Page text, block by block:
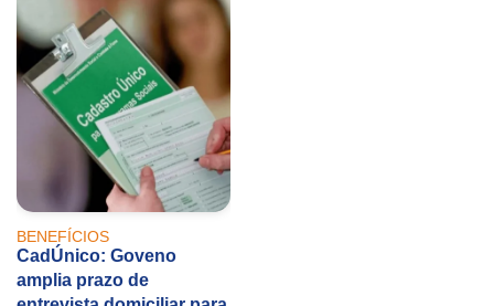
BENEFÍCIOS
CadÚnico: Goveno
amplia prazo de